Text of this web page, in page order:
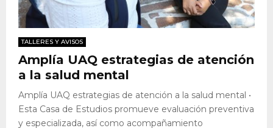
TALLERES Y AVISOS
Amplía UAQ estrategias de atención
a la salud mental
Amplía UAQ estrategias de atención a la salud mental •
Esta Casa de Estudios promueve evaluación preventiva
y especializada, así como acompañamiento